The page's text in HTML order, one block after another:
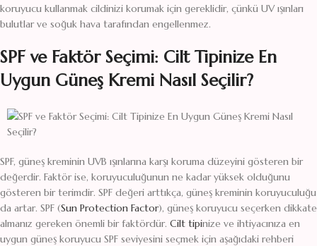
koruyucu kullanmak cildinizi korumak için gereklidir, çünkü UV ışınları
bulutlar ve soğuk hava tarafından engellenmez.
SPF ve Faktör Seçimi: Cilt Tipinize En
Uygun Güneş Kremi Nasıl Seçilir?
SPF, güneş kreminin UVB ışınlarına karşı koruma düzeyini gösteren bir
değerdir. Faktör ise, koruyuculuğunun ne kadar yüksek olduğunu
gösteren bir terimdir. SPF değeri arttıkça, güneş kreminin koruyuculuğu
da artar. SPF (Sun Protection Factor), güneş koruyucu seçerken dikkate
almanız gereken önemli bir faktördür. Cilt tipinize ve ihtiyacınıza en
uygun güneş koruyucu SPF seviyesini seçmek için aşağıdaki rehberi